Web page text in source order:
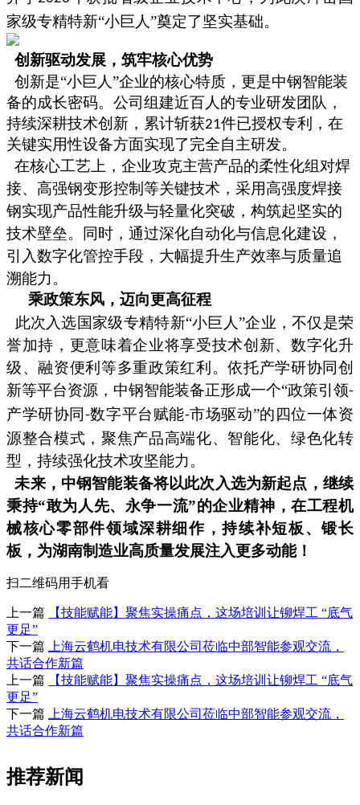
家级专精特新“小巨人”奠定了坚实基础。
创新驱动发展，筑牢核心优势
创新是“小巨人”企业的核心特质，更是中钢智能装
备的成长密码。公司组建近百人的专业研发团队，
持续深耕技术创新，累计斩获21件已授权专利，在
关键实用性设备方面实现了完全自主研发。
在核心工艺上，企业攻克主营产品的柔性化组对焊
接、高强钢变形控制等关键技术，采用高强度焊接
钢实现产品性能升级与轻量化突破，构筑起坚实的
技术壁垒。同时，通过深化自动化与信息化建设，
引入数字化管控手段，大幅提升生产效率与质量追
溯能力。
乘政策东风，迈向更高征程
此次入选国家级专精特新“小巨人”企业，不仅是荣
誉加持，更意味着企业将享受技术创新、数字化升
级、融资便利等多重政策红利。依托产学研协同创
新等平台资源，中钢智能装备正形成一个“政策引领-
产学研协同-数字平台赋能-市场驱动”的四位一体资
源整合模式，聚焦产品高端化、智能化、绿色化转
型，持续强化技术攻坚能力。
未来，中钢智能装备将以此次入选为新起点，继续
秉持“敢为人先、永争一流”的企业精神，在工程机
械核心零部件领域深耕细作，持续补短板、锻长
板，为湖南制造业高质量发展注入更多动能！
扫二维码用手机看
上一篇
【技能赋能】聚焦实操痛点，这场培训让铆焊工 “底气
更足”
下一篇
上海云鹤机电技术有限公司莅临中部智能参观交流，
共话合作新篇
上一篇
【技能赋能】聚焦实操痛点，这场培训让铆焊工 “底气
更足”
下一篇
上海云鹤机电技术有限公司莅临中部智能参观交流，
共话合作新篇
推荐新闻